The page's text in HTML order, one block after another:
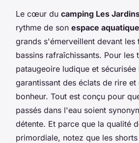
Le cœur du camping Les
rythme de son espace aquatique
grands s'émerveillent devant les
bassins rafraîchissants. Pour les
pataugeoire ludique et sécurisée
garantissant des éclats de rire et
bonheur. Tout est conçu pour
passés dans l'eau soient
détente. Et parce que la qualité
primordiale, notez que les